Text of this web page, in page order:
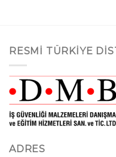
RESMI TÜRKIYE
ADRES